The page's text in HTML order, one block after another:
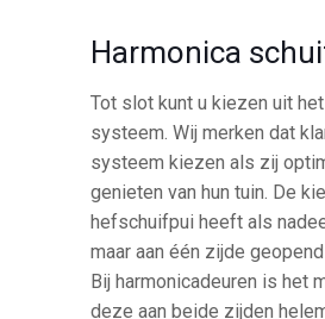
Harmonica
Tot slot kunt u kiezen uit
systeem. Wij merken dat
systeem kiezen als zij
genieten van hun tuin. De
hefschuifpui heeft als
maar aan één zijde
Bij harmonicadeuren is het
deze aan beide zijden